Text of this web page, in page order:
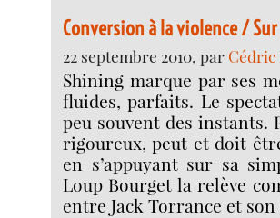
Conversion à la violence /
22 septembre 2010, par Cédric
Shining marque par ses
fluides, parfaits. Le
peu souvent des instants.
rigoureux, peut et doit
en s’appuyant sur sa
Loup Bourget la relève
entre Jack Torrance et